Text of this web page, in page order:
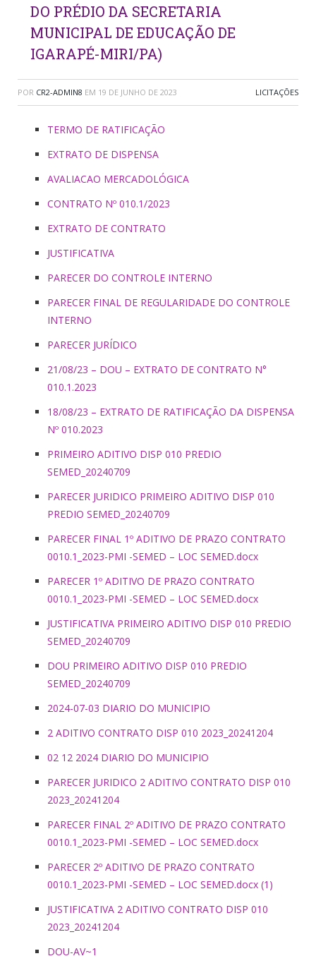
DO PRÉDIO DA SECRETARIA
MUNICIPAL DE EDUCAÇÃO DE
IGARAPÉ-MIRI/PA)
POR CR2-ADMIN8 EM 19 DE JUNHO DE 2023 LICITAÇÕES
TERMO DE RATIFICAÇÃO
EXTRATO DE DISPENSA
AVALIACAO MERCADOLÓGICA
CONTRATO Nº 010.1/2023
EXTRATO DE CONTRATO
JUSTIFICATIVA
PARECER DO CONTROLE INTERNO
PARECER FINAL DE REGULARIDADE DO CONTROLE
INTERNO
PARECER JURÍDICO
21/08/23 – DOU – EXTRATO DE CONTRATO N°
010.1.2023
18/08/23 – EXTRATO DE RATIFICAÇÃO DA DISPENSA
Nº 010.2023
PRIMEIRO ADITIVO DISP 010 PREDIO
SEMED_20240709
PARECER JURIDICO PRIMEIRO ADITIVO DISP 010
PREDIO SEMED_20240709
PARECER FINAL 1º ADITIVO DE PRAZO CONTRATO
0010.1_2023-PMI -SEMED – LOC SEMED.docx
PARECER 1º ADITIVO DE PRAZO CONTRATO
0010.1_2023-PMI -SEMED – LOC SEMED.docx
JUSTIFICATIVA PRIMEIRO ADITIVO DISP 010 PREDIO
SEMED_20240709
DOU PRIMEIRO ADITIVO DISP 010 PREDIO
SEMED_20240709
2024-07-03 DIARIO DO MUNICIPIO
2 ADITIVO CONTRATO DISP 010 2023_20241204
02 12 2024 DIARIO DO MUNICIPIO
PARECER JURIDICO 2 ADITIVO CONTRATO DISP 010
2023_20241204
PARECER FINAL 2º ADITIVO DE PRAZO CONTRATO
0010.1_2023-PMI -SEMED – LOC SEMED.docx
PARECER 2º ADITIVO DE PRAZO CONTRATO
0010.1_2023-PMI -SEMED – LOC SEMED.docx (1)
JUSTIFICATIVA 2 ADITIVO CONTRATO DISP 010
2023_20241204
DOU-AV~1